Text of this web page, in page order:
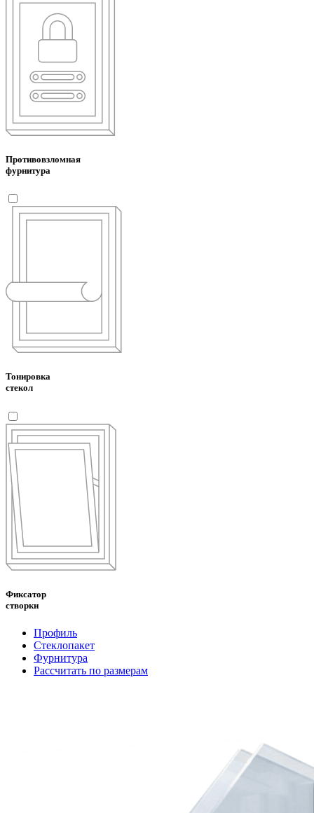
Противовзломная
фурнитура
Тонировка
стекол
Фиксатор
створки
Профиль
Стеклопакет
Фурнитура
Рассчитать по размерам